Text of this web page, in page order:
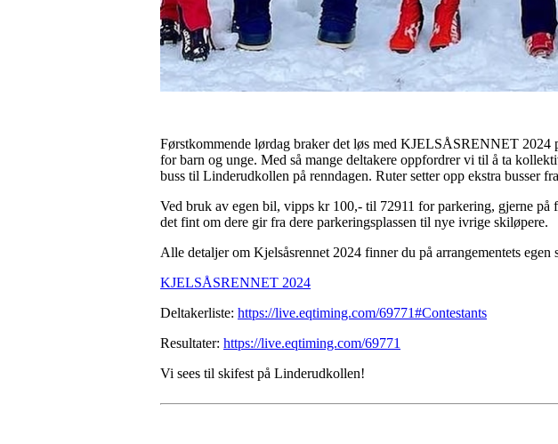
Førstkommende lørdag braker det løs med KJELSÅSRENNET 2024
for barn og unge. Med så mange deltakere oppfordrer vi til å ta
buss til Linderudkollen på renndagen. Ruter setter opp ekstra busser
Ved bruk av egen bil, vipps kr 100,- til 72911 for parkering, gjerne
det fint om dere gir fra dere parkeringsplassen til nye ivrige skiløpere.
Alle detaljer om Kjelsåsrennet 2024 finner du på arrangementets egen
KJELSÅSRENNET 2024
Deltakerliste: https://live.eqtiming.com/69771#Contestants
Resultater: https://live.eqtiming.com/69771
Vi sees til skifest på Linderudkollen!